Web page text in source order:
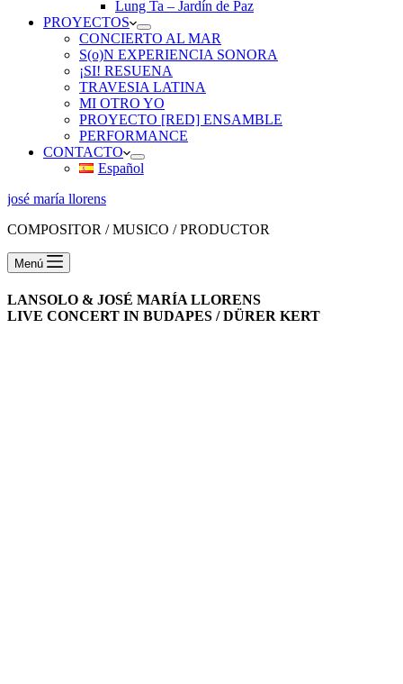
Lung Ta – Jardín de Paz
PROYECTOS
CONCIERTO AL MAR
S(o)N EXPERIENCIA SONORA
¡SI! RESUENA
TRAVESIA LATINA
MI OTRO YO
PROYECTO [RED] ENSAMBLE
PERFORMANCE
CONTACTO
Español
josé maría llorens
COMPOSITOR / MUSICO / PRODUCTOR
Menú
LANSOLO & JOSÉ MARÍA LLORENS
LIVE CONCERT IN BUDAPES / DÜRER KERT